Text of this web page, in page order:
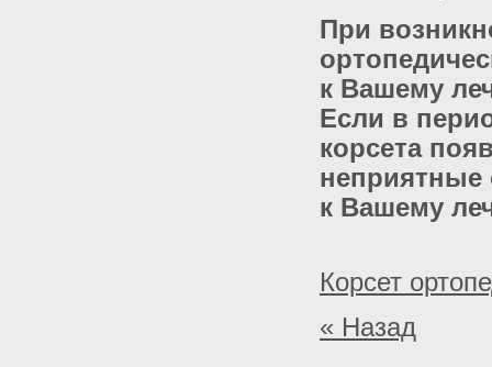
При
к Вашему
Если в
корсета
неприятные
к Вашему
Корсет
« Назад